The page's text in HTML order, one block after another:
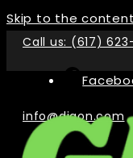
Skip to the content
Call us: (617)
info@digon.com